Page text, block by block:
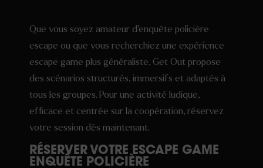
Que vous soyez amateur d’enquête policière
escape ou que vous recherchiez une expérience
escape game plus généraliste, Get Out propose
des scénarios structurés, immersifs et adaptés à
tous les groupes. Pour une activité ludique,
efficace et centrée sur la coopération, réservez
votre session dès maintenant.
RÉSERVER VOTRE ESCAPE GAME
ENQUÊTE POLICIÈRE